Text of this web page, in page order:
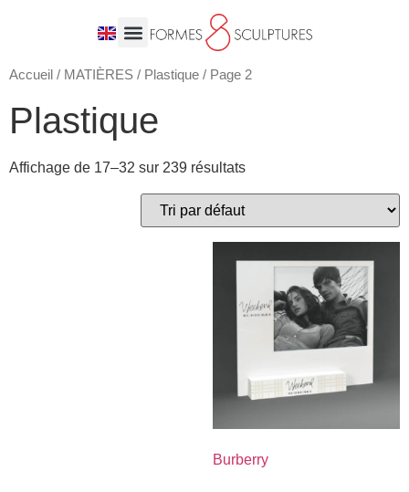
Accueil / MATIÈRES / Plastique / Page 2
Plastique
Affichage de 17–32 sur 239 résultats
Burberry